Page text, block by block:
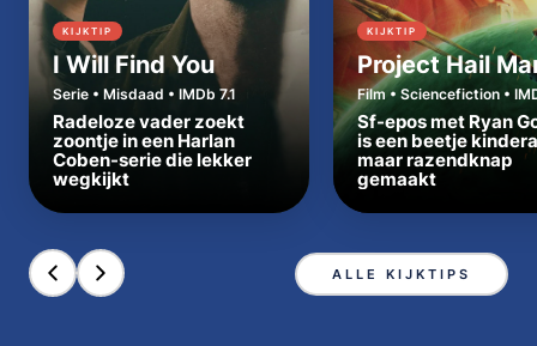
KIJKTIP
I Will Find You
Serie • Misdaad • IMDb 7.1
Radeloze vader zoekt
zoontje in een Harlan
Coben-serie die lekker
wegkijkt
KIJKTIP
Project Hail
Film • Sciencefiction •
Sf-epos met Ryan
is een beetje
maar razendknap
gemaakt
ALLE KIJKTIPS